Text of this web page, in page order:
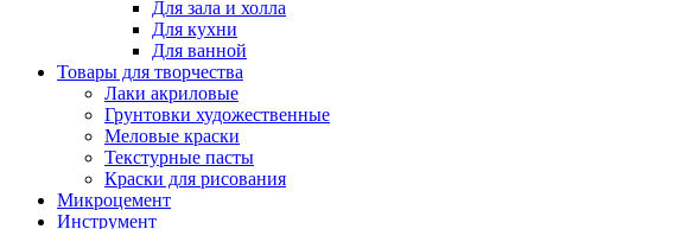
Для зала и холла
Для кухни
Для ванной
Товары для творчества
Лаки акриловые
Грунтовки художественные
Меловые краски
Текстурные пасты
Краски для рисования
Микроцемент
Инструмент